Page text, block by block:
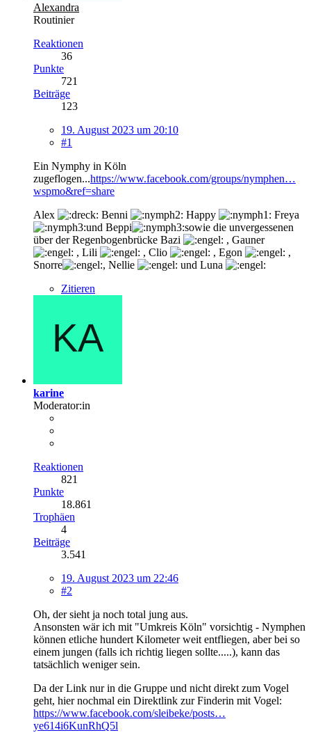
Alexandra
Routinier
Reaktionen
36
Punkte
721
Beiträge
123
19. August 2023 um 20:10
#1
Ein Nymphy in Köln
zugeflogen...https://www.facebook.com/groups/nymphen…
wspmo&ref=share
Alex
Benni Happy
Freya
und Beppi
sowie die unvergessenen
über der Regenbogenbrücke Bazi
, Gauner
, Lili
, Clio , Egon
,
Snorre
, Nellie
und Luna
Zitieren
karine
Moderator:in
Reaktionen
821
Punkte
18.861
Trophäen
4
Beiträge
3.541
19. August 2023 um 22:46
#2
Oh, der sieht ja noch total jung aus.
Ansonsten wär ich mit "Umkreis Köln" vorsichtig - Nymphen
können etliche hundert Kilometer weit entfliegen, aber bei so
einem jungen (falls ich richtig liegen sollte.....), kann das
tatsächlich weniger sein.
Da der Link nur in die Gruppe und nicht direkt zum Vogel
geht, hier nochmal ein Direktlink zur Finderin mit Vogel:
https://www.facebook.com/sleibeke/posts…
ye614i6KunRhQ5l